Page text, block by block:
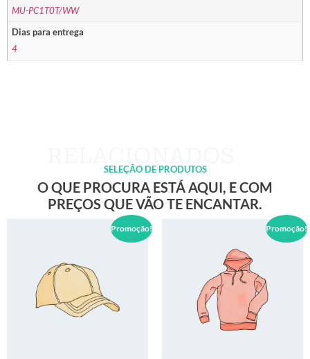
MU-PC1T0T/WW
Dias para entrega
4
SELEÇÃO DE PRODUTOS
O QUE PROCURA ESTÁ AQUI, E COM
PREÇOS QUE VÃO TE ENCANTAR.
Promoção! Promoção!